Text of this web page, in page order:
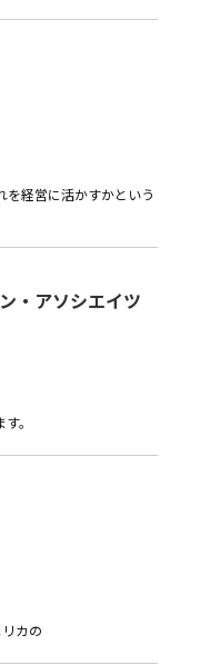
を経営に活かすかという
・アソシエイツ
。
カの